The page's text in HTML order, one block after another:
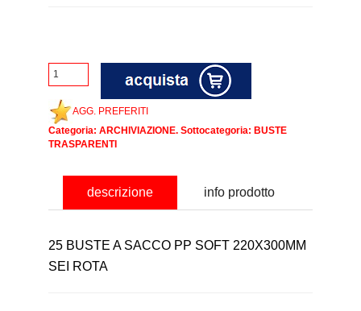
AGG. PREFERITI
Categoria: ARCHIVIAZIONE. Sottocategoria: BUSTE
TRASPARENTI
descrizione info prodotto
25 BUSTE A SACCO PP SOFT 220X300MM
SEI ROTA